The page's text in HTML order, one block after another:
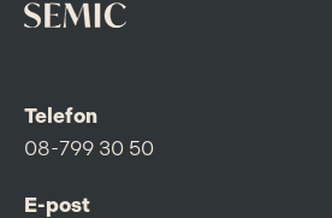
Telefon
08-799 30 50
E-post